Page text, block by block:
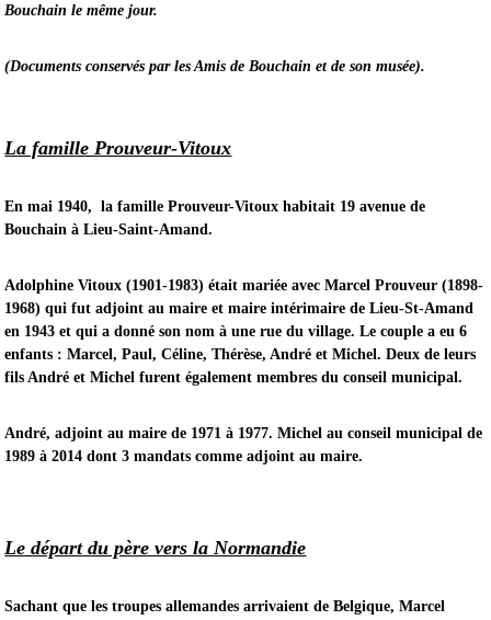
Bouchain le même jour.
(Documents conservés par les Amis de Bouchain et de son musée).
La famille Prouveur-Vitoux
En mai 1940, la famille Prouveur-Vitoux habitait 19 avenue de
Bouchain à Lieu-Saint-Amand.
Adolphine Vitoux (1901-1983) était mariée avec Marcel Prouveur (1898-
1968) qui fut adjoint au maire et maire intérimaire de Lieu-St-Amand
en 1943 et qui a donné son nom à une rue du village. Le couple a eu 6
enfants : Marcel, Paul, Céline, Thérèse, André et Michel. Deux de leurs
fils André et Michel furent également membres du conseil municipal.
André, adjoint au maire de 1971 à 1977. Michel au conseil municipal de
1989 à 2014 dont 3 mandats comme adjoint au maire.
Le départ du père vers la Normandie
Sachant que les troupes allemandes arrivaient de Belgique, Marcel